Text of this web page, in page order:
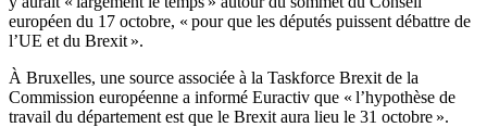
européen du 17 octobre, « pour que les députés puissent débattre de
l’UE et du Brexit ».
À Bruxelles, une source associée à la Taskforce Brexit de la
Commission européenne a informé Euractiv que « l’hypothèse de
travail du département est que le Brexit aura lieu le 31 octobre ».